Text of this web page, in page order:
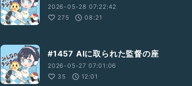
2026-05-28 07:22:42
275
08:21
#1457 AIに取られた監督の座
2026-05-27 07:01:06
35
12:01